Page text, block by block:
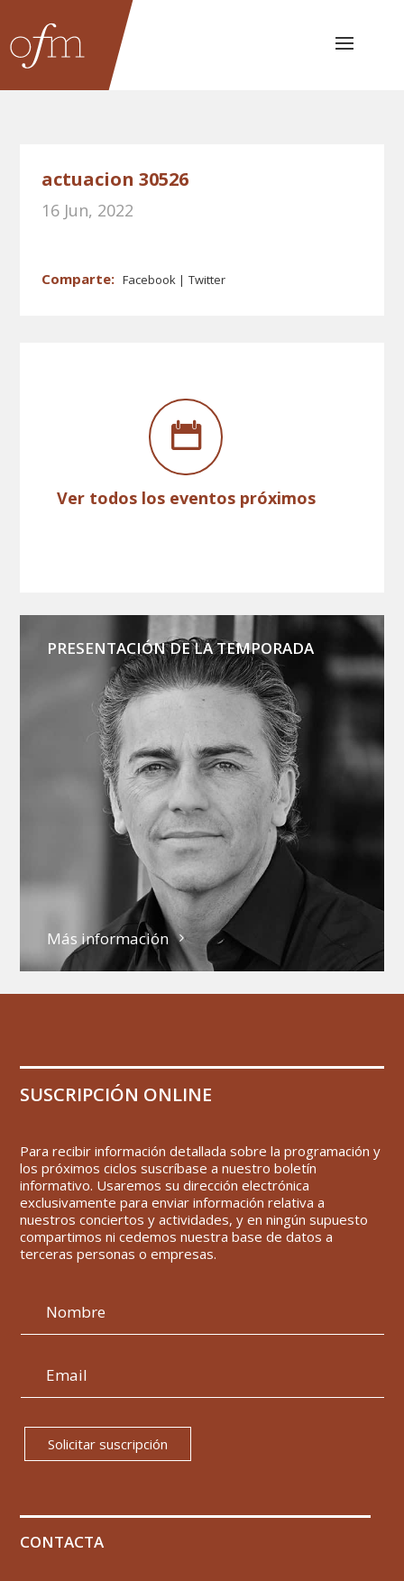
actuacion 30526
16 Jun, 2022
Facebook Twitter
Ver todos los eventos próximos
PRESENTACIÓN DE LA TEMPORADA
Más información
SUSCRIPCIÓN ONLINE
Para recibir información detallada sobre la programación y
los próximos ciclos suscríbase a nuestro boletín
informativo. Usaremos su dirección electrónica
exclusivamente para enviar información relativa a
nuestros conciertos y actividades, y en ningún supuesto
compartimos ni cedemos nuestra base de datos a
terceras personas o empresas.
Solicitar suscripción
CONTACTA